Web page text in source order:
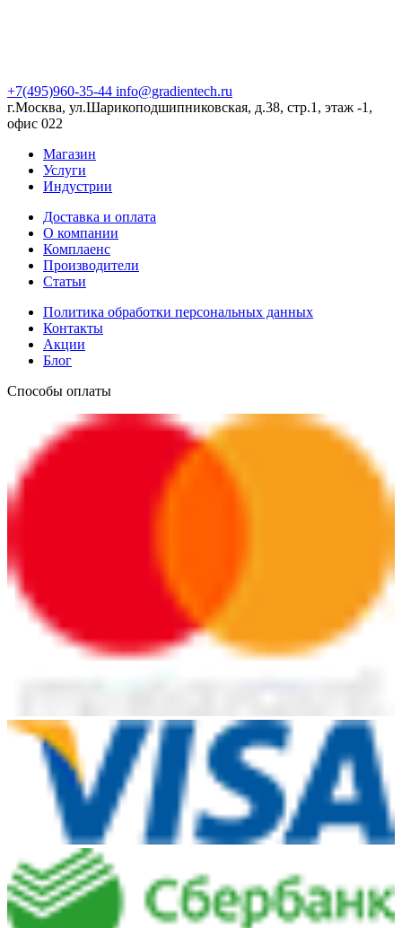
+7(495)960-35-44 info@gradientech.ru
г.Москва, ул.Шарикоподшипниковская, д.38, стр.1, этаж -1,
офис 022
Магазин
Услуги
Индустрии
Доставка и оплата
О компании
Комплаенс
Производители
Статьи
Политика обработки персональных данных
Контакты
Акции
Блог
Способы оплаты